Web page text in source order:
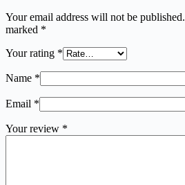
Your email address will not be published.
marked *
Your rating *
Name *
Email *
Your review *